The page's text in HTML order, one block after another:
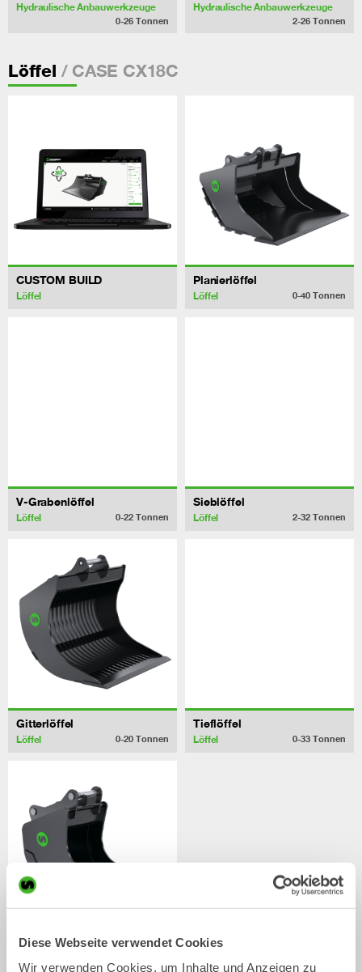
Diese Webseite verwendet Cookies
Wir verwenden Cookies, um Inhalte und Anzeigen zu
Hydraulische Anbauwerkzeuge
0-26 Tonnen
Hydraulische Anbauwerkzeuge
2-26 Tonnen
Löffel / CASE CX18C
CUSTOM BUILD
Löffel
Planierlöffel
Löffel 0-40 Tonnen
V-Grabenlöffel
Löffel 0-22 Tonnen
Sieblöffel
Löffel 2-32 Tonnen
Gitterlöffel
Löffel 0-20 Tonnen
Tieflöffel
Löffel 0-33 Tonnen
Kabellöffel
Löffel